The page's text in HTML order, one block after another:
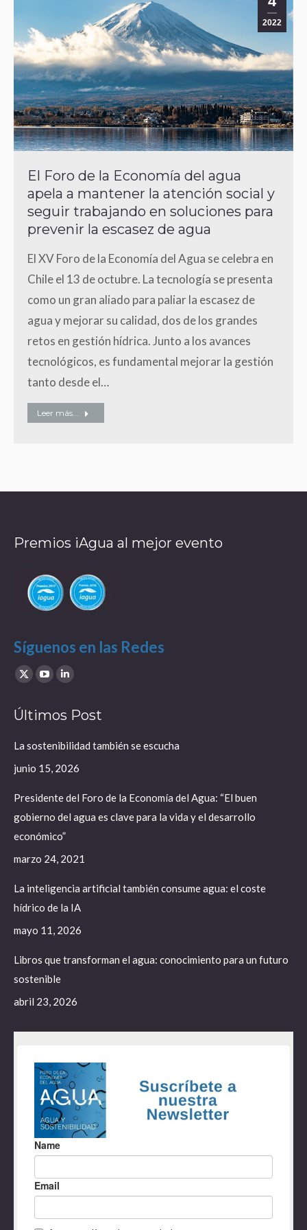
2022
El Foro de la Economía del agua
apela a mantener la atención social y
seguir trabajando en soluciones para
prevenir la escasez de agua
El XV Foro de la Economía del Agua se celebra en
Chile el 13 de octubre. La tecnología se presenta
como un gran aliado para paliar la escasez de
agua y mejorar su calidad, dos de los grandes
retos en gestión hídrica. Junto a los avances
tecnológicos, es fundamental mejorar la gestión
tanto desde el…
Leer más...
Premios iAgua al mejor evento
Síguenos en las Redes
Find us on:
X
opens
window
YouTube
opens
window
Linkedin
opens
window
Últimos Post
La sostenibilidad también se escucha
junio 15, 2026
Presidente del Foro de la Economía del Agua: “El buen
gobierno del agua es clave para la vida y el desarrollo
económico”
marzo 24, 2021
La inteligencia artificial también consume agua: el coste
hídrico de la IA
mayo 11, 2026
Libros que transforman el agua: conocimiento para un futuro
sostenible
abril 23, 2026